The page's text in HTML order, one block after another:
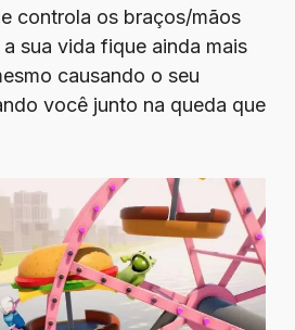
controla os braços/mãos
a sua vida fique ainda mais
causando o seu
você junto na queda que